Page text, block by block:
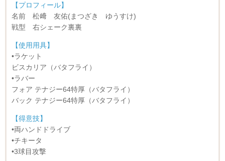
【プロフィール】
名前 松﨑 友佑(まつざき ゆうすけ)
戦型 右シェーク裏裏
【使用用具】
•ラケット
ビスカリア（バタフライ）
•ラバー
フォア テナジー64特厚（バタフライ）
バック テナジー64特厚（バタフライ）
【得意技】
•両ハンドドライブ
•チキータ
•3球目攻撃